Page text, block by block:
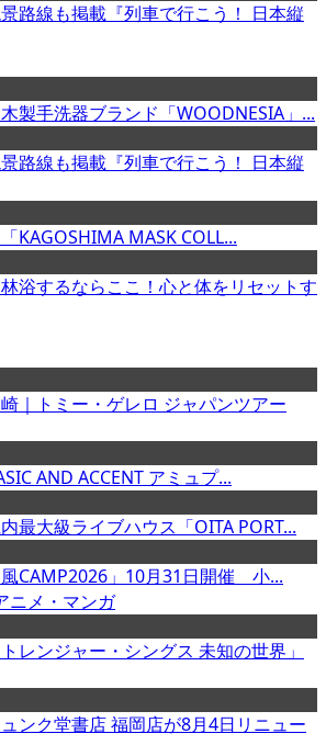
路線も掲載『列車で行こう！ 日本縦
製手洗器ブランド「WOODNESIA」...
路線も掲載『列車で行こう！ 日本縦
KAGOSHIMA MASK COLL...
浴するならここ！心と体をリセットす
｜トミー・ゲレロ ジャパンツアー
AND ACCENT アミュプ...
最大級ライブハウス「OITA PORT...
CAMP2026」10月31日開催 小...
ニメ・マンガ
レンジャー・シングス 未知の世界」
ンク堂書店 福岡店が8月4日リニュー